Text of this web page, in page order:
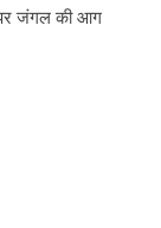
पर जंगल की आग